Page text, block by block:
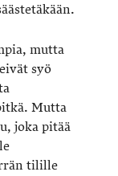
mutta
syö
Mutta
joka pitää
tilille